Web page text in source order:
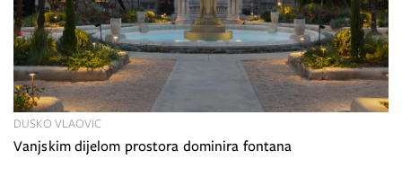
Vanjskim dijelom prostora dominira fontana
DUSKO VLAOVIC